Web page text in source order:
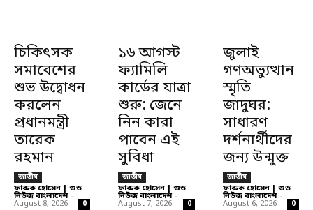
চিকিৎসক
সমাবেশের
শুভ উদ্বোধন
করলেন
প্রধানমন্ত্রী
তারেক
রহমান
জাতীয়
ফারুক হোসেন | গুড
নিউজ বাংলাদেশ -
August 8, 2026 0
১৬ আগস্ট
ফ্যামিলি
কার্ডের যাত্রা
শুরু: জেনে
নিন কারা
পাবেন এই
সুবিধা
জাতীয়
ফারুক হোসেন | গুড
নিউজ বাংলাদেশ -
August 7, 2026 0
জুলাই
গণঅভ্যুত্থান
স্মৃতি
জাদুঘর:
সাধারণ
দর্শনার্থীদের
জন্য উন্মুক্ত
জাতীয়
ফারুক হোসেন | গুড
নিউজ বাংলাদেশ -
August 6, 2026 0